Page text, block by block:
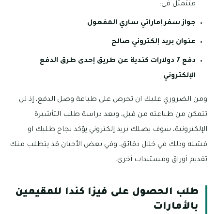
فتتمثل في:
جواز سفر إماراتي ساري المفعول
عنوان بريد إلكتروني صالح
دفع 7 دولارات كندية عن طريق إحدى طرق الدفع
الإلكتروني
ومن الضروري عليك ان تحرص على طباعة وصل الدفع، إذ لن
تتمكن من طباعته من قبل، وبعد دراسة طلب التأشيرة
الإلكترونية، سوف يصلك بريد إلكتروني يؤكد نجاح طلبك او
فشله وذلك في خلال دقائق، وفي بعض الأحيان قد يتطلب منك
تقديم أوراق ومستندات أخرى.
طلب الحصول على فيزا كندا للمقيمين
بالأمارات